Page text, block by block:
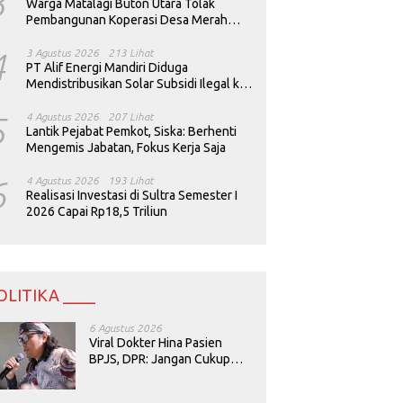
Warga Matalagi Buton Utara Tolak
Pembangunan Koperasi Desa Merah
3 Agustus 2026 213 Lihat
PT Alif Energi Mandiri Diduga
Mendistribusikan Solar Subsidi Ilegal ke
4 Agustus 2026 207 Lihat
Lantik Pejabat Pemkot, Siska: Berhenti
Mengemis Jabatan, Fokus Kerja Saja
4 Agustus 2026 193 Lihat
Realisasi Investasi di Sultra Semester I
2026 Capai Rp18,5 Triliun
____
6 Agustus 2026
Viral Dokter Hina Pasien
BPJS, DPR: Jangan Cukup